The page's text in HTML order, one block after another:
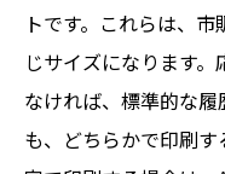
トです。これらは、
じサイズになります
なければ、標準的な
も、どちらかで印刷